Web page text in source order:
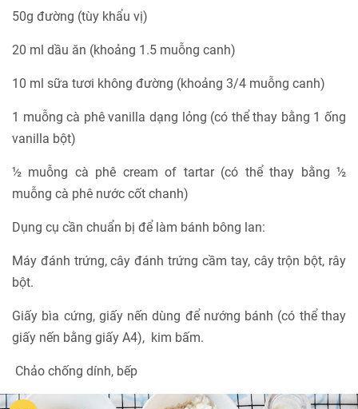
50g đường (tùy khẩu vị)
20 ml dầu ăn (khoảng 1.5 muỗng canh)
10 ml sữa tươi không đường (khoảng 3/4 muỗng canh)
1 muỗng cà phê vanilla dạng lỏng (có thể thay bằng 1 ống
vanilla bột)
½ muỗng cà phê cream of tartar (có thể thay bằng ½
muỗng cà phê nước cốt chanh)
Dụng cụ cần chuẩn bị để làm bánh bông lan:
Máy đánh trứng, cây đánh trứng cầm tay, cây trộn bột, rây
bột.
Giấy bìa cứng, giấy nến dùng để nướng bánh (có thể thay
giấy nến bằng giấy A4), kim bấm.
Chảo chống dính, bếp